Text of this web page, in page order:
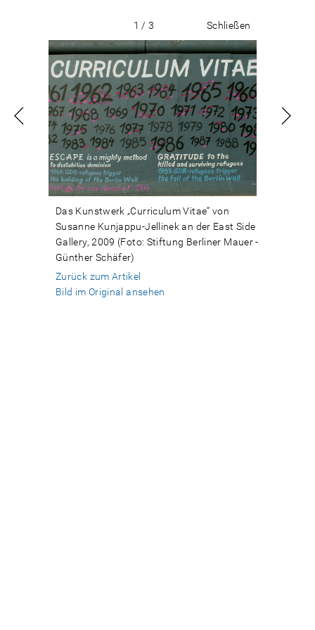
1 / 3 Schließen
Das Kunstwerk „Curriculum Vitae“ von
Susanne Kunjappu-Jellinek an der East Side
Gallery, 2009 (Foto: Stiftung Berliner Mauer -
Günther Schäfer)
Zurück zum Artikel
Bild im Original ansehen